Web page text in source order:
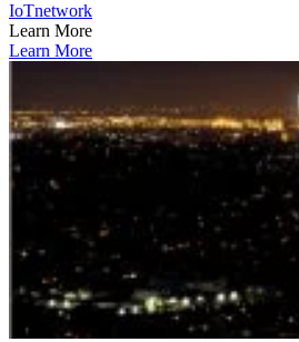
IoTnetwork
Learn More
Learn More